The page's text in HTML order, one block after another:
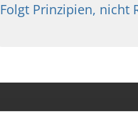
Folgt Prinzipien, nicht